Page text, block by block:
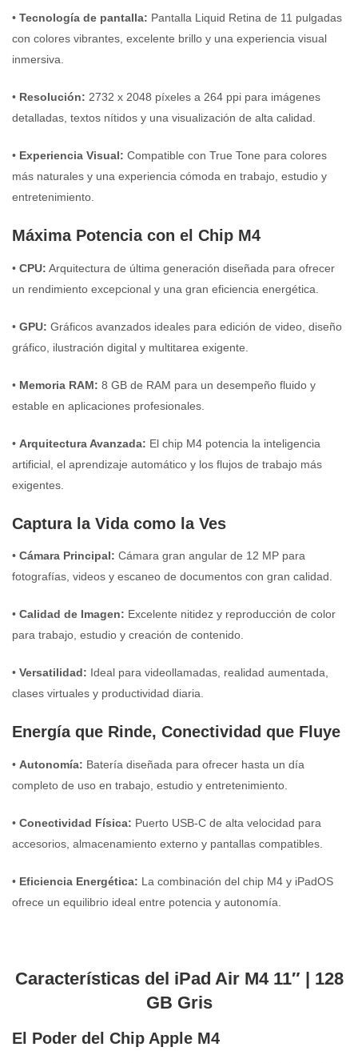
• Tecnología de pantalla: Pantalla Liquid Retina de 11 pulgadas
con colores vibrantes, excelente brillo y una experiencia visual
inmersiva.
• Resolución: 2732 x 2048 píxeles a 264 ppi para imágenes
detalladas, textos nítidos y una visualización de alta calidad.
• Experiencia Visual: Compatible con True Tone para colores
más naturales y una experiencia cómoda en trabajo, estudio y
entretenimiento.
Máxima Potencia con el Chip M4
• CPU: Arquitectura de última generación diseñada para ofrecer
un rendimiento excepcional y una gran eficiencia energética.
• GPU: Gráficos avanzados ideales para edición de video, diseño
gráfico, ilustración digital y multitarea exigente.
• Memoria RAM: 8 GB de RAM para un desempeño fluido y
estable en aplicaciones profesionales.
• Arquitectura Avanzada: El chip M4 potencia la inteligencia
artificial, el aprendizaje automático y los flujos de trabajo más
exigentes.
Captura la Vida como la Ves
• Cámara Principal: Cámara gran angular de 12 MP para
fotografías, videos y escaneo de documentos con gran calidad.
• Calidad de Imagen: Excelente nitidez y reproducción de color
para trabajo, estudio y creación de contenido.
• Versatilidad: Ideal para videollamadas, realidad aumentada,
clases virtuales y productividad diaria.
Energía que Rinde, Conectividad que Fluye
• Autonomía: Batería diseñada para ofrecer hasta un día
completo de uso en trabajo, estudio y entretenimiento.
• Conectividad Física: Puerto USB-C de alta velocidad para
accesorios, almacenamiento externo y pantallas compatibles.
• Eficiencia Energética: La combinación del chip M4 y iPadOS
ofrece un equilibrio ideal entre potencia y autonomía.
Características del iPad Air M4 11″ | 128
GB Gris
El Poder del Chip Apple M4